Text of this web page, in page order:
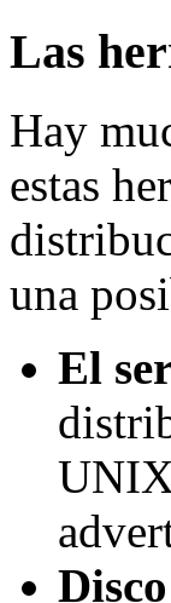
Las
Hay
estas
una
El